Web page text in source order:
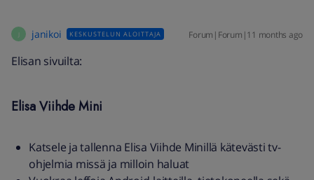
janikoi KESKUSTELUN ALOITTAJA Forum|Forum|11 months ago
Elisan sivuilta:
Elisa Viihde Mini
Katsele ja tallenna Elisa Viihde Minillä kätevästi tv-
ohjelmia missä ja milloin haluat